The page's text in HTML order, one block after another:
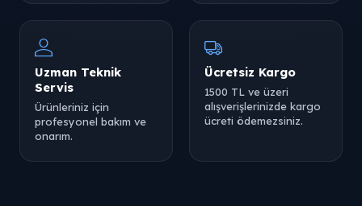
Uzman Teknik
Servis
Ürünleriniz için
profesyonel bakım ve
onarım.
Ücretsiz Kargo
1500 TL ve üzeri
alışverişlerinizde kargo
ücreti ödemezsiniz.